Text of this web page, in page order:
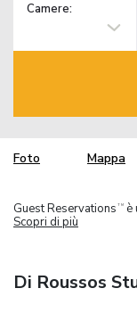
Camere:
Foto Mappa
Guest Reservations TM
è
Scopri di più
Di Roussos